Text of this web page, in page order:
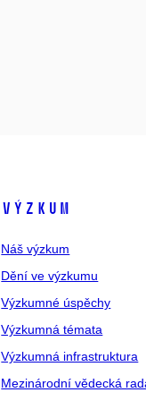
Výzkum
Náš výzkum
Dění ve výzkumu
Výzkumné úspěchy
Výzkumná témata
Výzkumná infrastruktura
Mezinárodní vědecká